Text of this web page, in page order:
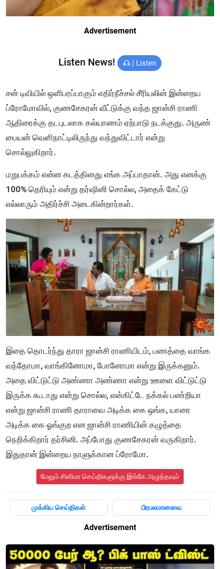
Advertisement
Listen News! | Listen
சன் டிவியில் ஒளிபரப்பாகும் எதிர்நீச்சல் சீரியலின் இன்றைய
ப்ரோமோவில், குணசேகரன் வீட்டுக்கு வந்த ஜான்சி ராணி
ஆதிரைக்கு தடபுடலாக கல்யாணம் ஏற்பாடு நடக்குது. அருண்
பையன் வெளிநாட்டிலிருந்து வந்துவிட்டார் என்று
சொல்லுகிறார்.
மறுபக்கம் என்ன கடத்தினது எங்க அப்பாதான். அது எனக்கு
100% தெரியும் என்று தர்ஷினி சொல்ல, அதைக் கேட்டு
எல்லாரும் அதிர்ச்சி அடைகின்றார்கள்.
இதை தொடர்ந்து தாரா ஜான்சி ராணியிடம், பணத்தை வாங்க
வந்தோமா, வாங்கினோமா, போனோமா என்று இருக்கனும்.
அதை விட்டுட்டு அண்ணா அண்ணா என்று ஊளை விட்டுட்டு
இருக்க கூடாது என்று சொல்ல, என்கிட்டே நக்கல் பண்றியா
என்று ஜான்சி ராணி தாராவை அடிக்க கை ஒங்க, யாரை
அடிக்க கை ஓங்குற என ஜான்சி ராணியின் கழுத்தை
நெறிக்கிறார் தர்சினி. அப்போது குணசேகரன் வருகிறார்.
இதுதான் இன்றைய நாளுக்கான ப்ரோமோ.
மேலும் சினிமா செய்திகளுக்கு இங்கே அழுத்தவும்
முக்கிய செய்திகள் பிரபலமானவை
Advertisement